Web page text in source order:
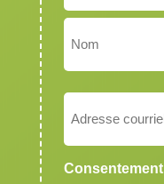
Prénom
Courriel
Exigé
Consentement